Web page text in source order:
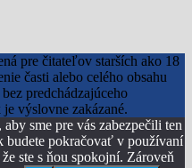
pre čitateľov starších ako 18
časti alebo celého obsahu
predchádzajúceho
výslovne zakázané.
sme pre vás zabezpečili ten
budete pokračovať v používaní
ste s ňou spokojní. Zároveň